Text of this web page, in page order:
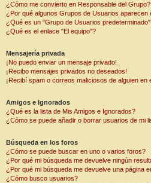
¿Cómo me convierto en Responsable del Grupo?
¿Por qué algunos Grupos de Usuarios aparecen
¿Qué es un "Grupo de Usuarios
¿Qué es el enlace "El equipo"?
Mensajería privada
¡No puedo enviar un mensaje privado!
¡Recibo mensajes privados no deseados!
¡Recibí spam o correos maliciosos de alguien en
Amigos e Ignorados
¿Qué es la lista de Mis Amigos e Ignorados?
¿Cómo se puede añadir o borrar usuarios de mi
Búsqueda en los foros
¿Cómo se puede buscar en uno o varios foros?
¿Por qué mi búsqueda me devuelve ningún
¿Por qué mi búsqueda me devuelve una página
¿Cómo busco usuarios?